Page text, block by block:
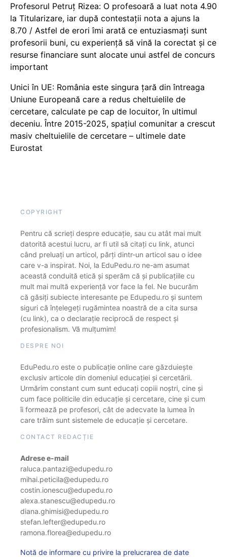
Profesorul Petruț Rizea: O profesoară a luat nota 4.90
la Titularizare, iar după contestații nota a ajuns la
8.70 / Astfel de erori îmi arată ce entuziasmați sunt
profesorii buni, cu experiență să vină la corectat și ce
resurse financiare sunt alocate unui astfel de concurs
important
Unici în UE: România este singura țară din întreaga
Uniune Europeană care a redus cheltuielile de
cercetare, calculate pe cap de locuitor, în ultimul
deceniu. Între 2015-2025, spațiul comunitar a crescut
masiv cheltuielile de cercetare – ultimele date
Eurostat
COPYRIGHT
Pentru că scrieți despre educație, sau cu atât mai mult
datorită acestui lucru, ar fi util să citați cu link, atunci
când preluați un articol, părți dintr-un articol sau o idee
care v-a inspirat. Noi, la EduPedu.ro ne-am asumat
această conduită etică și sperăm că și publicațiile cu
mult mai multă experiență vor face la fel. Ne bucurăm
că găsiți subiecte interesante pe Edupedu.ro și suntem
siguri că înțelegeți rugămintea noastră de a cita sursa
(cu link), ca o declarație reciprocă de respect și
profesionalism. Vă mulțumim!
DESPRE NOI
EduPedu.ro este o publicație online care găzduiește
exclusiv articole din domeniul educației și cercetării.
Urmărim constant cum sunt educați copiii noștri, cine și
cum face politicile din educație și cercetare, cine și cum
îi formează pe profesori, cât de adecvate la lumea în
care trăim sunt sistemele de educație și cercetare.
CONTACT REDACȚIE
Adrese e-mail
raluca.pantazi@edupedu.ro
mihai.peticila@edupedu.ro
costin.ionescu@edupedu.ro
alexa.stanescu@edupedu.ro
diana.ghimisi@edupedu.ro
stefan.lefter@edupedu.ro
ramona.florea@edupedu.ro
Notă de informare cu privire la prelucrarea de date